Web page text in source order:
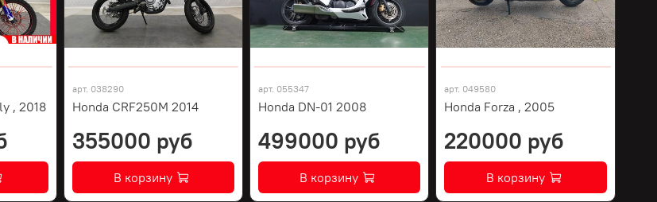
, 2018
арт. 038290
Honda CRF250M 2014
355000 руб
В корзину
арт. 055347
Honda DN-01 2008
499000 руб
В корзину
арт. 049580
Honda Forza , 2005
220000 руб
В корзину